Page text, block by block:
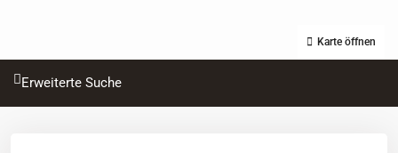
Karte öffnen
Erweiterte Suche